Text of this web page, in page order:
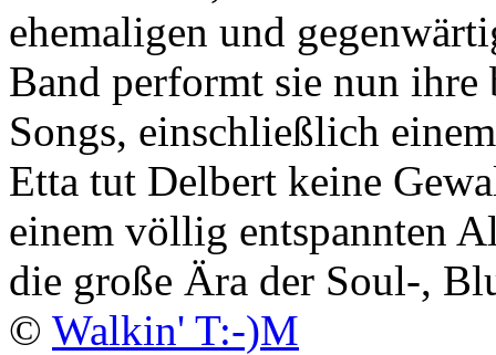
ehemaligen und
Band performt sie nun
Songs, einschließlich
Etta tut Delbert keine
einem völlig entspannten
die große Ära der Soul-,
© Walkin' T:-)M